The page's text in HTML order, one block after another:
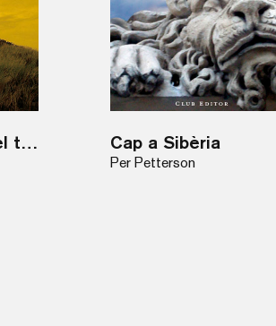
Maleeixo el riu del temps Cap a Sibèria
Per Petterson